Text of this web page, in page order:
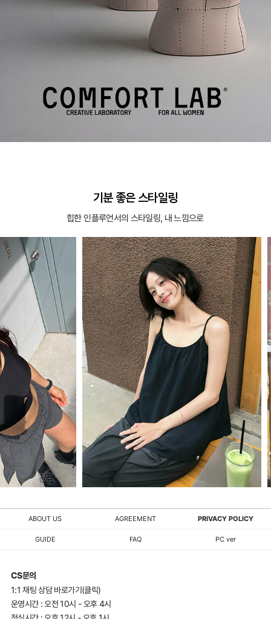
기분 좋은 스타일링
힙한 인플루언서의 스타일링, 내 느낌으로
ABOUT US AGREEMENT PRIVACY POLICY
GUIDE FAQ PC ver
CS문의
1:1 채팅 상담 바로가기(클릭)
운영시간 : 오전 10시 - 오후 4시